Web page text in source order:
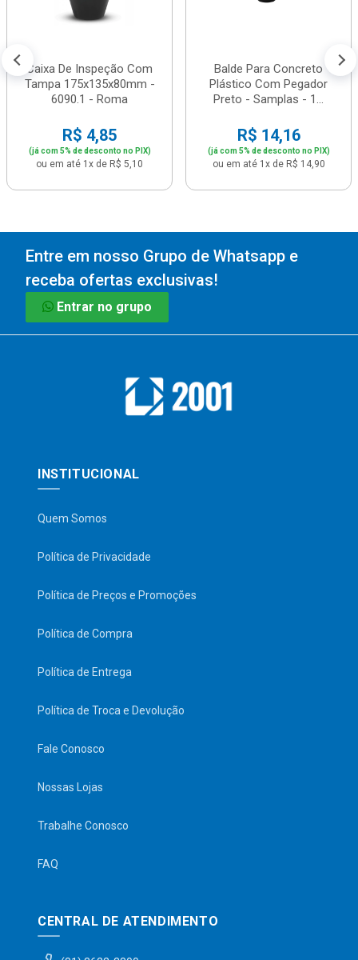
Caixa De Inspeção Com
Tampa 175x135x80mm -
6090.1 - Roma
R$ 4,85
(já com 5% de desconto no PIX)
ou em até 1x de R$ 5,10
Balde Para Concreto
Plástico Com Pegador
Preto - Samplas - 1...
R$ 14,16
(já com 5% de desconto no PIX)
ou em até 1x de R$ 14,90
Entre em nosso Grupo de Whatsapp e
receba ofertas exclusivas!
Entrar no grupo
INSTITUCIONAL
Quem Somos
Política de Privacidade
Política de Preços e Promoções
Política de Compra
Política de Entrega
Política de Troca e Devolução
Fale Conosco
Nossas Lojas
Trabalhe Conosco
FAQ
CENTRAL DE ATENDIMENTO